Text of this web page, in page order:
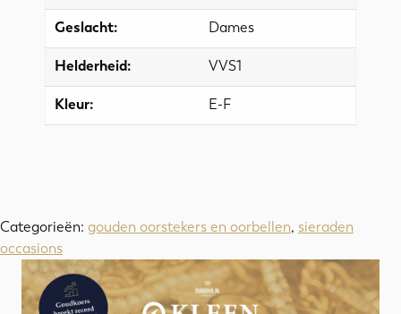
Geslacht: Dames
Helderheid: VVS1
Kleur: E-F
Categorieën: gouden oorstekers en oorbellen, sieraden
occasions